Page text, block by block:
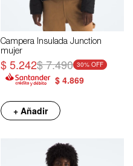
Campera Insulada Junction
mujer
$5.242$7.490 30
$ 4.869
+ Añadir